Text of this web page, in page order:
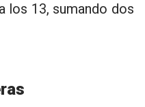
los 13, sumando dos